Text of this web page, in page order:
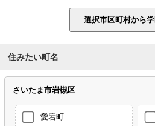
住みたい町名
さいたま市岩槻区
愛宕町